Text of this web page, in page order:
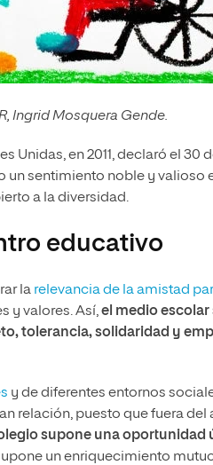
Ingrid Mosquera Gende.
Unidas, en 2011, declaró el 30
sentimiento noble y valioso
a la diversidad.
educativo
la relevancia de la amistad
y valores. Así,el medio
tolerancia, solidaridad y
y de diferentes entornos
relación, puesto que fuera
supone una
un enriquecimiento